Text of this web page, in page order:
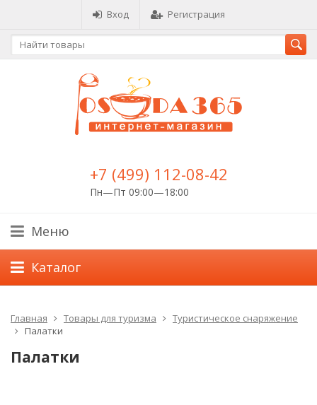
Вход Регистрация
+7 (499) 112-08-42
Пн—Пт 09:00—18:00
Меню
Каталог
Главная Товары для туризма
Туристическое снаряжение
Палатки
Палатки